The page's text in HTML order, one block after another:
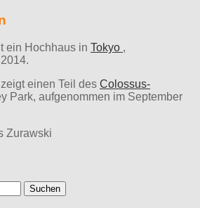
ein Hochhaus in Tokyo ,
einen Teil des Colossus-
Park, aufgenommen im September
Zurawski